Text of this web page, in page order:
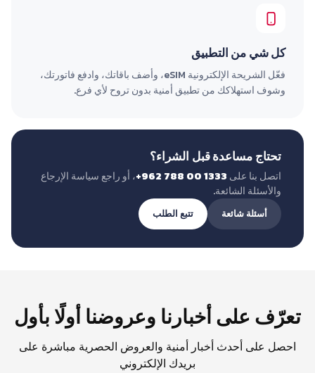
كل شي من التطبيق
فعّل الشريحة الإلكترونية eSIM، وأضف باقاتك، وادفع فاتورتك،
وشوف استهلاكك من تطبيق أمنية بدون تروح لأي فرع.
تحتاج مساعدة قبل الشراء؟
اتصل بنا على ‪+962 788 00 1333‬، أو راجع سياسة الإرجاع
والأسئلة الشائعة.
أسئلة شائعة تتبع الطلب
تعرّف على أخبارنا وعروضنا أولًا بأول
احصل على أحدث أخبار أمنية والعروض الحصرية مباشرة على
بريدك الإلكتروني